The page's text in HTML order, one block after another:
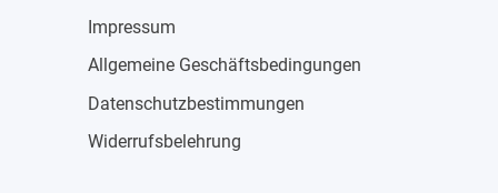
Impressum
Allgemeine Geschäftsbedingungen
Datenschutzbestimmungen
Widerrufsbelehrung